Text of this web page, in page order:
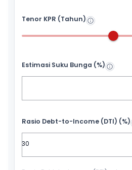
Tenor KPR (Tahun)
Estimasi Suku Bunga (%)
Rasio Debt-to-Income (DTI) (%)